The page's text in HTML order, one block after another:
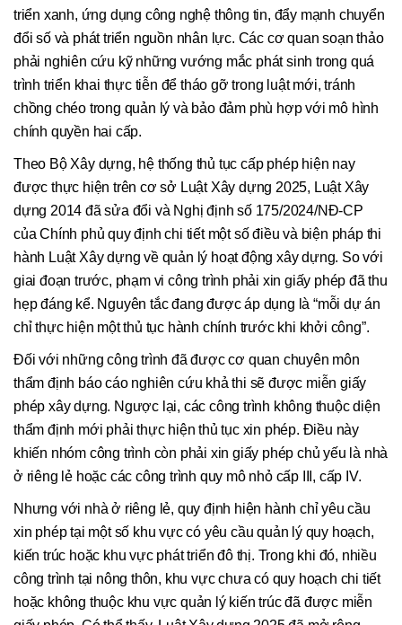
triển xanh, ứng dụng công nghệ thông tin, đẩy mạnh chuyển
đổi số và phát triển nguồn nhân lực. Các cơ quan soạn thảo
phải nghiên cứu kỹ những vướng mắc phát sinh trong quá
trình triển khai thực tiễn để tháo gỡ trong luật mới, tránh
chồng chéo trong quản lý và bảo đảm phù hợp với mô hình
chính quyền hai cấp.
Theo Bộ Xây dựng, hệ thống thủ tục cấp phép hiện nay
được thực hiện trên cơ sở Luật Xây dựng 2025, Luật Xây
dựng 2014 đã sửa đổi và Nghị định số 175/2024/NĐ-CP
của Chính phủ quy định chi tiết một số điều và biện pháp thi
hành Luật Xây dựng về quản lý hoạt động xây dựng. So với
giai đoạn trước, phạm vi công trình phải xin giấy phép đã thu
hẹp đáng kể. Nguyên tắc đang được áp dụng là “mỗi dự án
chỉ thực hiện một thủ tục hành chính trước khi khởi công”.
Đối với những công trình đã được cơ quan chuyên môn
thẩm định báo cáo nghiên cứu khả thi sẽ được miễn giấy
phép xây dựng. Ngược lại, các công trình không thuộc diện
thẩm định mới phải thực hiện thủ tục xin phép. Điều này
khiến nhóm công trình còn phải xin giấy phép chủ yếu là nhà
ở riêng lẻ hoặc các công trình quy mô nhỏ cấp III, cấp IV.
Nhưng với nhà ở riêng lẻ, quy định hiện hành chỉ yêu cầu
xin phép tại một số khu vực có yêu cầu quản lý quy hoạch,
kiến trúc hoặc khu vực phát triển đô thị. Trong khi đó, nhiều
công trình tại nông thôn, khu vực chưa có quy hoạch chi tiết
hoặc không thuộc khu vực quản lý kiến trúc đã được miễn